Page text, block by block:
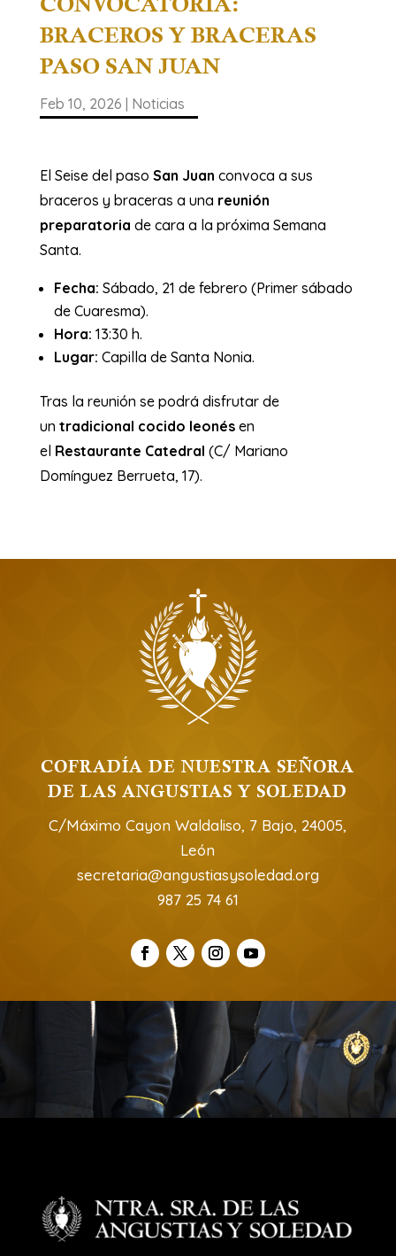
BRACEROS Y BRACERAS
PASO SAN JUAN
Feb 10, 2026 Noticias
El Seise del paso San Juan convoca a sus
braceros y braceras a una reunión
preparatoria de cara a la próxima Semana
Santa.
Fecha: Sábado, 21 de febrero (Primer sábado
de Cuaresma).
Hora: 13:30 h.
Lugar: Capilla de Santa Nonia.
Tras la reunión se podrá disfrutar de
un tradicional cocido leonésen
el Restaurante Catedral (C/ Mariano
Domínguez Berrueta, 17).
COFRADÍA DE NUESTRA SEÑORA
DE LAS ANGUSTIAS Y SOLEDAD
C/Máximo Cayon Waldaliso, 7 Bajo, 24005,
León
secretaria@angustiasysoledad.org
987 25 74 61